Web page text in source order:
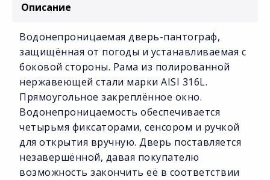
Описание
Водонепроницаемая дверь-пантограф,
защищённая от погоды и устанавливаемая с
боковой стороны. Рама из полированной
нержавеющей стали марки AISI 316L.
Прямоугольное закреплённое окно.
Водонепроницаемость обеспечивается
четырьмя фиксаторами, сенсором и ручкой
для открытия вручную. Дверь поставляется
незавершённой, давая покупателю
возможность закончить её в соответствии